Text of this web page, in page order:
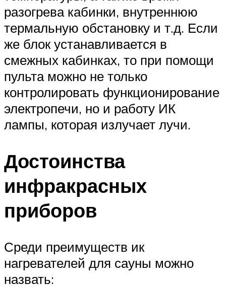
разогрева кабинки, внутреннюю
термальную обстановку и т.д. Если
же блок устанавливается в
смежных кабинках, то при помощи
пульта можно не только
контролировать функционирование
электропечи, но и работу ИК
лампы, которая излучает лучи.
Достоинства
инфракрасных
приборов
Среди преимуществ ик
нагревателей для сауны можно
назвать: